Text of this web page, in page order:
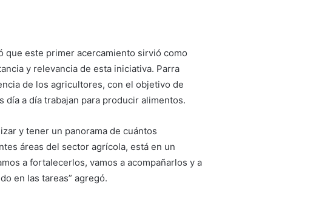
que este primer acercamiento sirvió como
y relevancia de esta iniciativa. Parra
de los agricultores, con el objetivo de
a día trabajan para producir alimentos.
y tener un panorama de cuántos
áreas del sector agrícola, está en un
a fortalecerlos, vamos a acompañarlos y a
en las tareas” agregó.